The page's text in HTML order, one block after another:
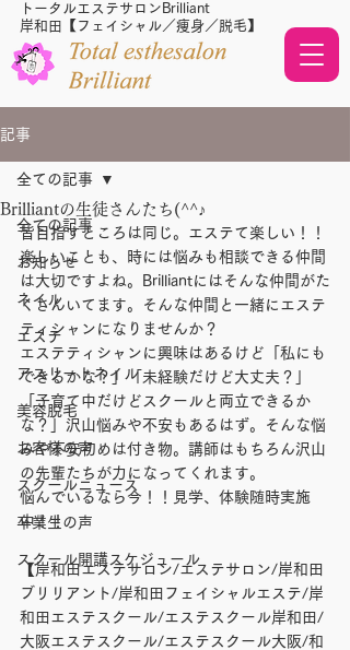
トータルエステサロンBrilliant
岸和田【フェイシャル／痩身／脱毛】
記事
全ての記事
お知らせ
ネイル
エステ
アスリートネイル
美容脱毛
お客様の声
スクールニュース
卒業生の声
スクール開講スケジュール
全ての記事
Brilliantの生徒さんたち(^^♪
皆目指すところは同じ。エステて楽しい！！
楽しいことも、時には悩みも相談できる仲間
は大切ですよね。Brilliantにはそんな仲間がた
くさんいてます。そんな仲間と一緒にエステ
ティシャンになりませんか？
エステティシャンに興味はあるけど「私にも
できるかな？」「未経験だけど大丈夫？」
「子育て中だけどスクールと両立できるか
な？」沢山悩みや不安もあるはず。そんな悩
みや不安初めは付き物。講師はもちろん沢山
の先輩たちが力になってくれます。
悩んでいるなら今！！見学、体験随時実施
中！！
【岸和田エステサロン/エステサロン/岸和田
ブリリアント/岸和田フェイシャルエステ/岸
和田エステスクール/エステスクール岸和田/
大阪エステスクール/エステスクール大阪/和